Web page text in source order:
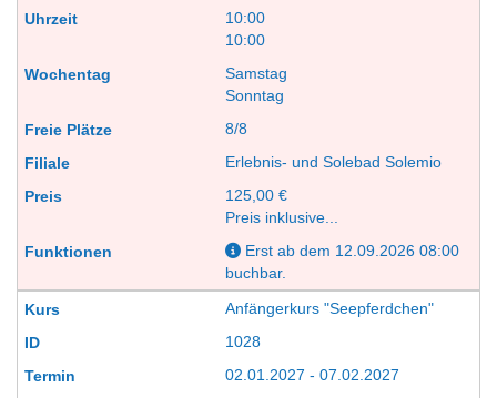
10:00
10:00
Samstag
Sonntag
8/8
Erlebnis- und Solebad Solemio
125,00 €
Preis inklusive...
Erst ab dem 12.09.2026 08:00
buchbar.
Anfängerkurs "Seepferdchen"
1028
02.01.2027 - 07.02.2027